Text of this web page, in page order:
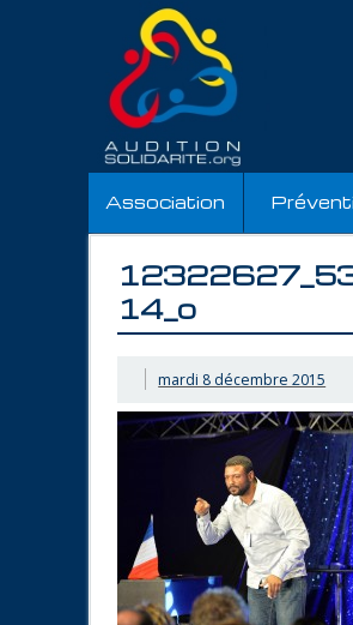
Association
14_o
mardi 8 décembre 2015